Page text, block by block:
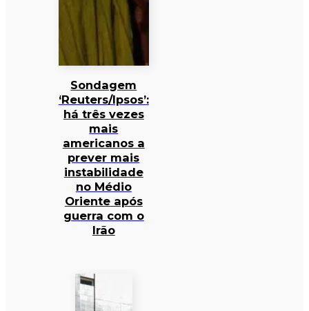
Sondagem
‘Reuters/Ipsos’:
há três vezes
mais
americanos a
prever mais
instabilidade
no Médio
Oriente após
guerra com o
Irão